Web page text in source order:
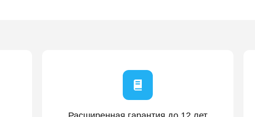
Габаритные размеры (В x Ш x Г), мм